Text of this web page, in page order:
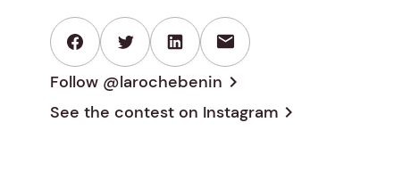
mail
Follow @larochebenin chevron_right
See the contest on Instagram chevron_right